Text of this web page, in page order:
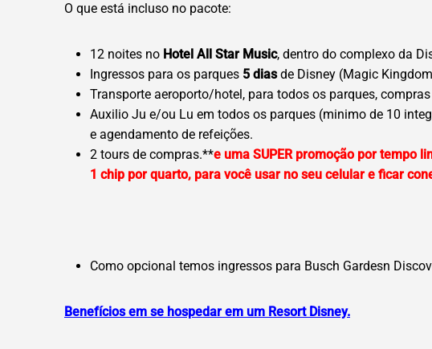
O que está incluso no pacote:
12 noites no Hotel All Star Music, dentro do complexo da
Ingressos para os parques 5 diasde Disney (Magic
Transporte aeroporto/hotel, para todos os parques,
Auxilio Ju e/ou Lu em todos os parques (minimo de 10
e agendamento de refeições.
2 tours de compras.**e uma SUPER promoção por tempo
1 chip por quarto, para você usar no seu celular e ficar
Como opcional temos ingressos para Busch Gardesn
Benefícios em se hospedar em um Resort Disney.